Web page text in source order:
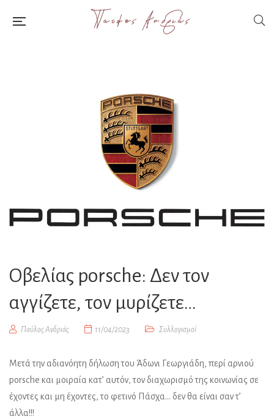
Οβελίας porsche: Δεν τον
αγγίζετε, τον μυρίζετε…
Παύλος Ανδριάς 11/04/2023 Συλλογισμοί
Μετά την αδιανόητη δήλωση του Άδωνι Γεωργιάδη, περί αρνιού
porsche και μοιραία κατ’ αυτόν, τον διαχωρισμό της κοινωνίας σε
έχοντες και μη έχοντες, το φετινό Πάσχα… δεν θα είναι σαν τ’
άλλα!!!